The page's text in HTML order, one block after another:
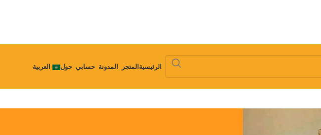
الرئيسيةالمتجر المدونة حسابي حول العربية